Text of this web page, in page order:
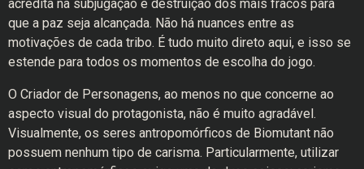
acredita na subjugação e destruição dos mais fracos para
que a paz seja alcançada. Não há nuances entre as
motivações de cada tribo. É tudo muito direto aqui, e isso se
estende para todos os momentos de escolha do jogo.
O Criador de Personagens, ao menos no que concerne ao
aspecto visual do protagonista, não é muito agradável.
Visualmente, os seres antropomórficos de Biomutant não
possuem nenhum tipo de carisma. Particularmente, utilizar